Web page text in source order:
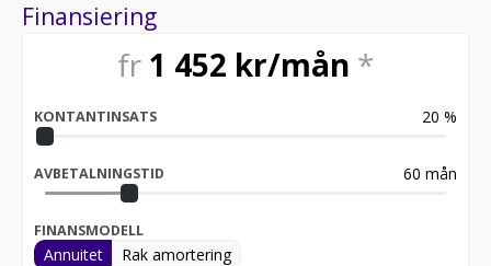
Finansiering
fr 1 452 kr/mån *
KONTANTINSATS 20 %
AVBETALNINGSTID 60 mån
FINANSMODELL
Annuitet Rak amortering